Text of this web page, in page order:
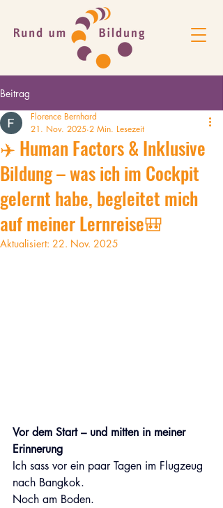
Beitrag
✈️ Human Factors & Inklusive
Bildung – was ich im Cockpit
gelernt habe, begleitet mich
auf meiner Lernreise🎒
Florence Bernhard
21. Nov. 2025 2 Min. Lesezeit
Aktualisiert: 22. Nov. 2025
Vor dem Start – und mitten in meiner
Erinnerung
Ich sass vor ein paar Tagen im Flugzeug
nach Bangkok.
Noch am Boden.